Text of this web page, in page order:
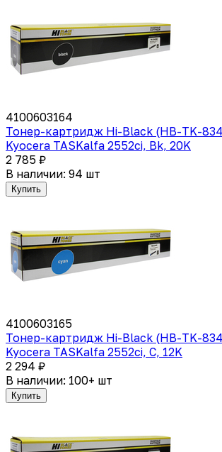
4100603164
Тонер-картридж Hi-Black (HB-TK-
Kyocera TASKalfa 2552ci, Bk, 20K
2 785 ₽
В наличии: 94 шт
Купить
4100603165
Тонер-картридж Hi-Black (HB-TK-
Kyocera TASKalfa 2552ci, C, 12K
2 294 ₽
В наличии: 100+ шт
Купить